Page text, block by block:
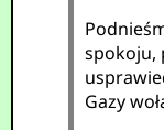
spokoju,
Gazy